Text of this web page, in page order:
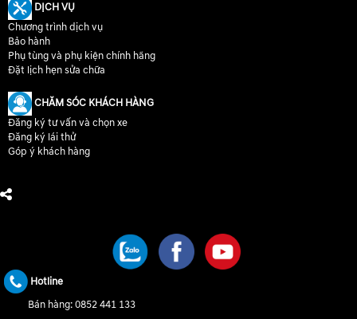
DỊCH VỤ
Chương trình dịch vụ
Bảo hành
Phụ tùng và phụ kiện chính hãng
Đặt lịch hẹn sửa chữa
CHĂM SÓC KHÁCH HÀNG
Đăng ký tư vấn và chọn xe
Đăng ký lái thử
Góp ý khách hàng
Hotline
Bán hàng:0852 441 133